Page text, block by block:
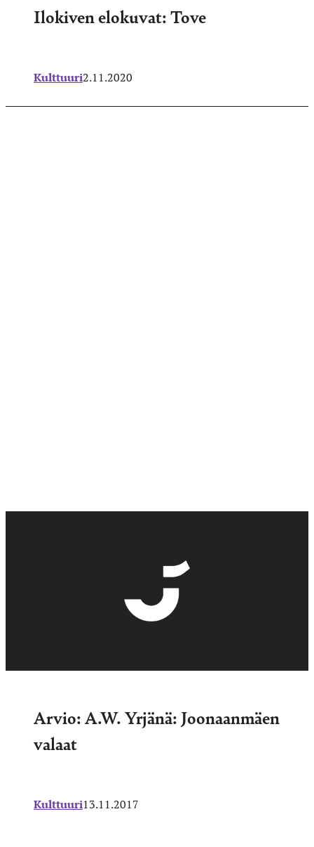
Ilokiven elokuvat: Tove
Kulttuuri2.11.2020
Arvio: A.W. Yrjänä: Joonaanmäen
valaat
Kulttuuri13.11.2017